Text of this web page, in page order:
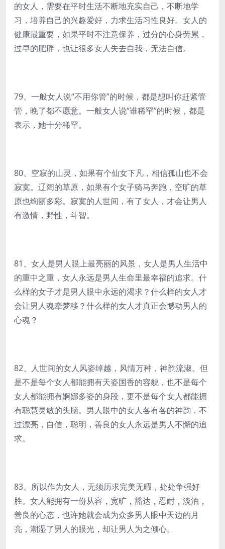
的女人，需要在平时生活不断地充实自己，不断地学
习，培养自己的兴趣爱好，力求生活习性良好。女人的
健康最重要，如果平时不注意保养，过分的心身劳累，
过早的肥胖，也让很多女人失去自我，无法自信。
79、一般女人说“不用你管”的时候，都是想叫你赶紧管
管，晚了都不愿意。一般女人说“谁稀罕”的时候，都是
表示，她十分稀罕。
80、空寂的山灵，如果有个仙女下凡，相信孤山也不会
寂寞。辽阔的草原，如果有个女子骑马奔跑，空旷的草
原也绚丽多彩。寂寞的人世间，有了女人，才会让男人
有激情，野性，斗智。
81、女人是男人眼上最亮丽的风景，女人是男人生活中
的重中之重，女人永远是男人生命里最幸福的追求。什
么样的女子才是男人眼中永远的渴求？什么样的女人才
会让男人魂牵梦移？什么样的女人才真正会憾动男人的
心魂？
82、人世间的女人风姿绰越，风情万种，神韵流淑。但
是不是每个女人都能拥有天姿国香的容貌，也不是每个
女人都能拥有婀娜多姿的身段，更不是每个女人都能拥
有聪慧灵敏的头脑。男人眼中的女人各有各的神韵，不
过漂亮，自信，聪明，善良的女人永远是男人不懈的追
求。
83、所以作为女人，无须历求完美无暇，处处争强好
胜。女人能拥有一份从容，宽旷，豁达，忍耐，淡泊，
善良的心态，也许她就会成为众多男人眼中天边的月
亮，潮湿了男人的眼光，却让男人为之倾心。